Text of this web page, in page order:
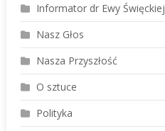
Informator dr Ewy Święckiej
Nasz Głos
Nasza Przyszłość
O sztuce
Polityka